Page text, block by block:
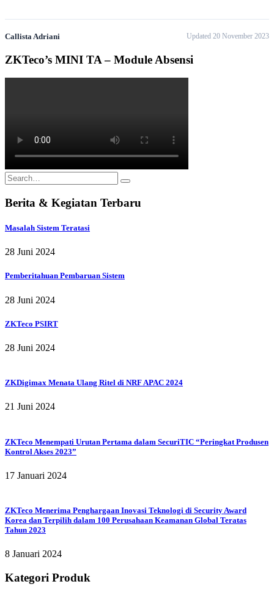
Callista Adriani Updated 20 November 2023
ZKTeco’s MINI TA – Module Absensi
Berita & Kegiatan Terbaru
Masalah Sistem Teratasi
28 Juni 2024
Pemberitahuan Pembaruan Sistem
28 Juni 2024
ZKTeco PSIRT
28 Juni 2024
ZKDigimax Menata Ulang Ritel di NRF APAC 2024
21 Juni 2024
ZKTeco Menempati Urutan Pertama dalam SecuriTIC “Peringkat Produsen
Kontrol Akses 2023”
17 Januari 2024
ZKTeco Menerima Penghargaan Inovasi Teknologi di Security Award
Korea dan Terpilih dalam 100 Perusahaan Keamanan Global Teratas
Tahun 2023
8 Januari 2024
Kategori Produk